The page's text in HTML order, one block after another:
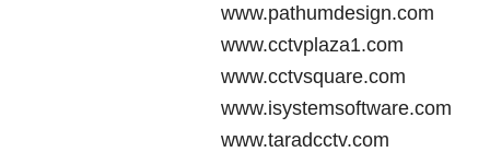
www.pathumdesign.com
www.cctvplaza1.com
www.cctvsquare.com
www.isystemsoftware.com
www.taradcctv.com